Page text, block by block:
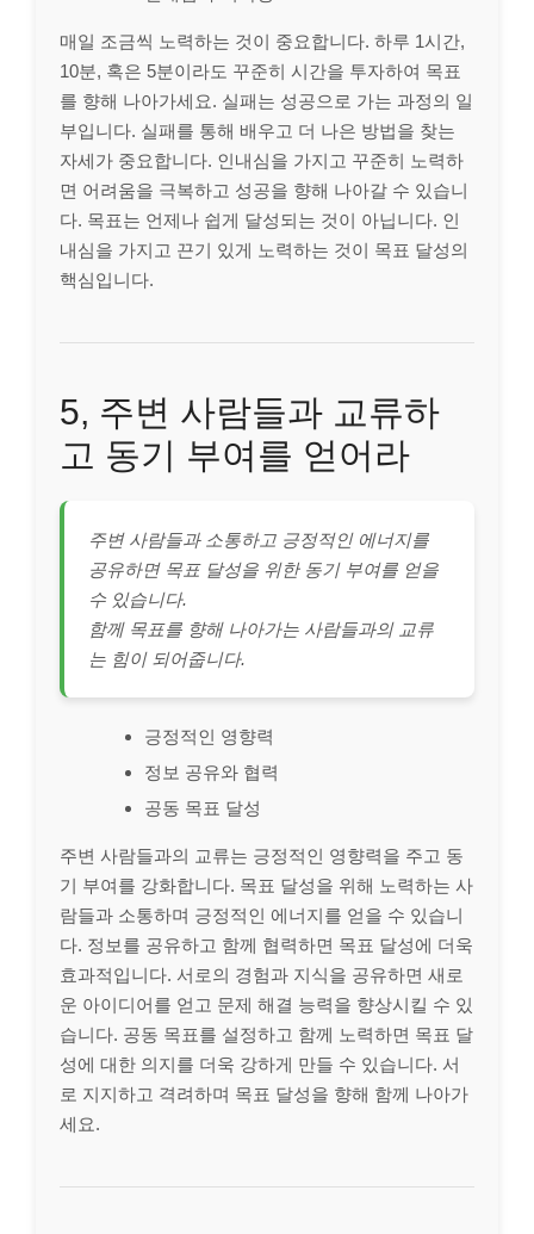
매일 조금씩 노력하는 것이 중요합니다. 하루 1시간,
10분, 혹은 5분이라도 꾸준히 시간을 투자하여 목표
를 향해 나아가세요. 실패는 성공으로 가는 과정의 일
부입니다. 실패를 통해 배우고 더 나은 방법을 찾는
자세가 중요합니다. 인내심을 가지고 꾸준히 노력하
면 어려움을 극복하고 성공을 향해 나아갈 수 있습니
다. 목표는 언제나 쉽게 달성되는 것이 아닙니다. 인
내심을 가지고 끈기 있게 노력하는 것이 목표 달성의
핵심입니다.
5, 주변 사람들과 교류하
고 동기 부여를 얻어라
주변 사람들과 소통하고 긍정적인 에너지를
공유하면 목표 달성을 위한 동기 부여를 얻을
수 있습니다.
함께 목표를 향해 나아가는 사람들과의 교류
는 힘이 되어줍니다.
긍정적인 영향력
정보 공유와 협력
공동 목표 달성
주변 사람들과의 교류는 긍정적인 영향력을 주고 동
기 부여를 강화합니다. 목표 달성을 위해 노력하는 사
람들과 소통하며 긍정적인 에너지를 얻을 수 있습니
다. 정보를 공유하고 함께 협력하면 목표 달성에 더욱
효과적입니다. 서로의 경험과 지식을 공유하면 새로
운 아이디어를 얻고 문제 해결 능력을 향상시킬 수 있
습니다. 공동 목표를 설정하고 함께 노력하면 목표 달
성에 대한 의지를 더욱 강하게 만들 수 있습니다. 서
로 지지하고 격려하며 목표 달성을 향해 함께 나아가
세요.